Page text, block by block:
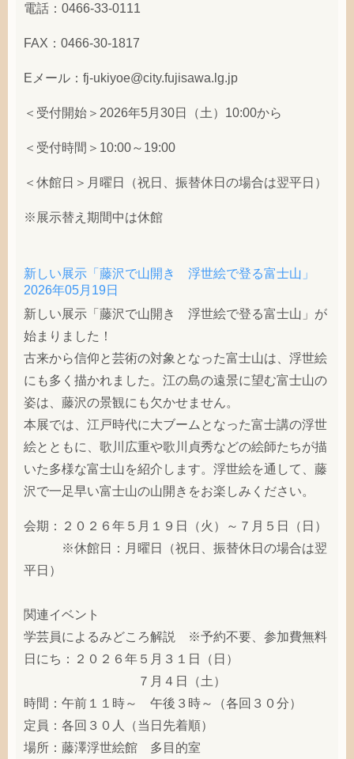
電話：0466-33-0111
FAX：0466-30-1817
Eメール：fj-ukiyoe@city.fujisawa.lg.jp
＜受付開始＞2026年5月30日（土）10:00から
＜受付時間＞10:00～19:00
＜休館日＞月曜日（祝日、振替休日の場合は翌平日）
※展示替え期間中は休館
新しい展示「藤沢で山開き 浮世絵で登る富士山」
2026年05月19日
新しい展示「藤沢で山開き 浮世絵で登る富士山」が
始まりました！
古来から信仰と芸術の対象となった富士山は、浮世絵
にも多く描かれました。江の島の遠景に望む富士山の
姿は、藤沢の景観にも欠かせません。
本展では、江戸時代に大ブームとなった富士講の浮世
絵とともに、歌川広重や歌川貞秀などの絵師たちが描
いた多様な富士山を紹介します。浮世絵を通して、藤
沢で一足早い富士山の山開きをお楽しみください。
会期：２０２６年５月１９日（火）～７月５日（日）
※休館日：月曜日（祝日、振替休日の場合は翌
平日）
関連イベント
学芸員によるみどころ解説 ※予約不要、参加費無料
日にち：２０２６年５月３１日（日）
７月４日（土）
時間：午前１１時～ 午後３時～（各回３０分）
定員：各回３０人（当日先着順）
場所：藤澤浮世絵館 多目的室